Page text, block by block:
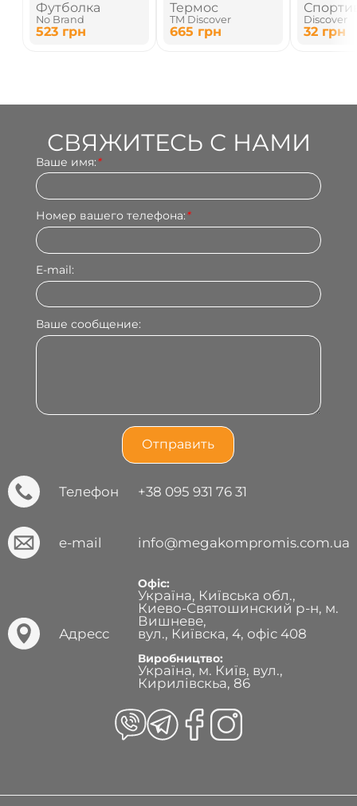
Футболка
No Brand
523 грн
Термос
TM Discover
665 грн
рюкзак
Discover
32 грн
СВЯЖИТЕСЬ С НАМИ
Ваше имя:*
Номер вашего телефона:*
E-mail:
Ваше сообщение:
Телефон +38 095 931 76 31
e-mail info@megakompromis.com.ua
Адресс
Офіс:
Україна, Київська обл.,
Киево-Святошинский р-н, м.
Вишневе,
вул., Київска, 4, офіс 408
Виробництво:
Україна, м. Київ, вул.,
Кирилівскьа, 86